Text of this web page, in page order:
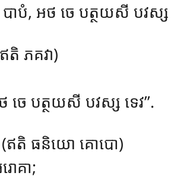
បំ, អថ ចេ បត្ថយសី បវស្ស ទ
តិ ភគវា)
ចេ បត្ថយសី បវស្ស ទេវ’’.
ឥតិ ធនិយោ គោបោ)
ោគា;